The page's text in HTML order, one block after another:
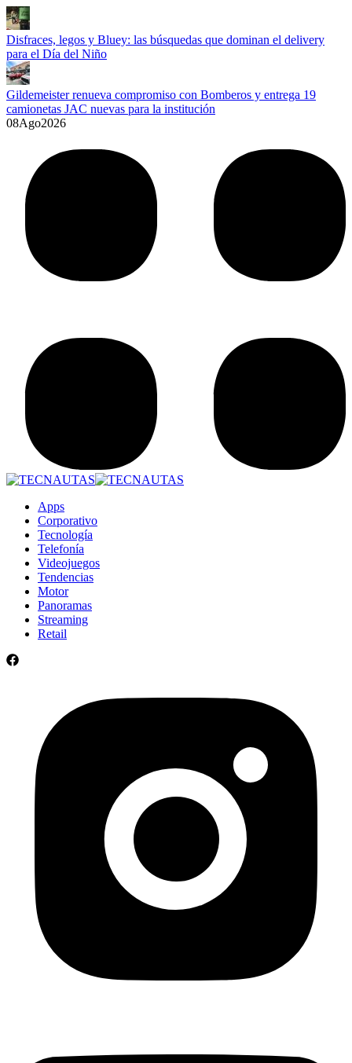
Disfraces, legos y Bluey: las búsquedas que dominan el delivery
para el Día del Niño
Gildemeister renueva compromiso con Bomberos y entrega 19
camionetas JAC nuevas para la institución
08Ago2026
Apps
Corporativo
Tecnología
Telefonía
Videojuegos
Tendencias
Motor
Panoramas
Streaming
Retail